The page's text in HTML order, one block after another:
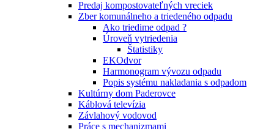
Predaj kompostovateľných vreciek
Zber komunálneho a triedeného odpadu
Ako triedime odpad ?
Úroveň vytriedenia
Štatistiky
EKOdvor
Harmonogram vývozu odpadu
Popis systému nakladania s odpadom
Kultúrny dom Paderovce
Káblová televízia
Závlahový vodovod
Práce s mechanizmami